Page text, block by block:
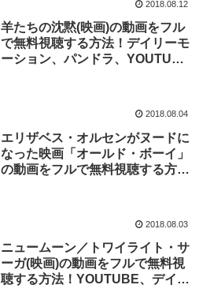
2018.08.12
羊たちの沈黙(映画)の動画をフル
で無料視聴する方法！デイリーモ
ーション、パンドラ、YOUTUBE
2018.08.04
エリザベス・オルセンがヌードに
なった映画「オールド・ボーイ」
の動画をフルで無料視聴する方
2018.08.03
ニュームーン／トワイライト・サ
ーガ(映画)の動画をフルで無料視
聴する方法！YOUTUBE、デイリ